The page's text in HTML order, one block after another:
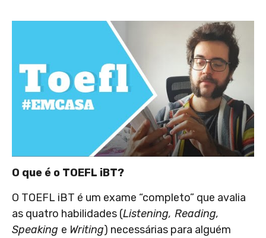
O que é o TOEFL iBT?
O TOEFL iBT é um exame “completo” que avalia
as quatro habilidades (Listening, Reading,
Speaking e Writing) necessárias para alguém